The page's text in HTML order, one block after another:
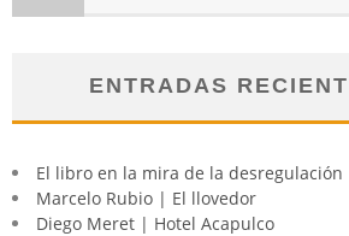
ENTRADAS
El libro en la mira de la desregulación
Marcelo Rubio | El llovedor
Diego Meret | Hotel Acapulco